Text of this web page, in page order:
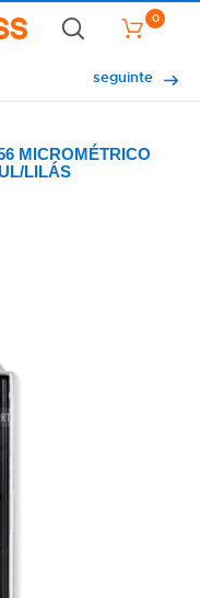
0
seguinte
MICROMÉTRICO
LILÁS